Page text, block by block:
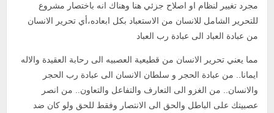
مجرد تغيير لنظام او اصلاح جزئي هنا وهناك انه باختصار مشروع
للتحرير الشامل للانسان من الاستعباد بكل ابعاده،أي تحرير الانسان
من عبادة العباد الى عبادة رب العباد
مما يعني تحرير الانسان من قطيعية العصبيه الى رحابة العقيدة والاله
ايمانا.. من عبادة الحجر و سلطان الانسان الى عبادة رب الحجر
والانسان.. من الغزو الى التعارف والتفاعل والتعاون.. من انصر
عصبيتك على الباطل والحق الى الانتصار وفقط للحق ولو كان ضد